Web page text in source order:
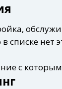
в списке нет
с